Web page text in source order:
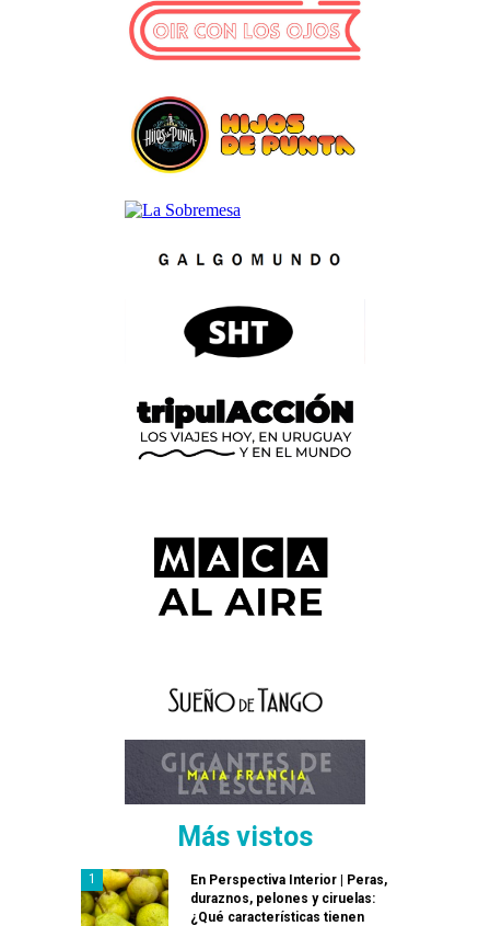
Más vistos
En Perspectiva Interior | Peras,
duraznos, pelones y ciruelas:
¿Qué características tienen